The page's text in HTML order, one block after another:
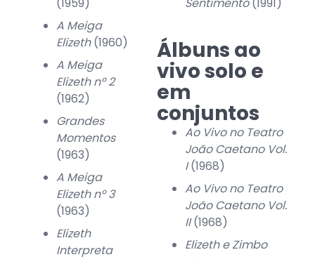
A Meiga
Elizeth(1960)
A Meiga
Elizeth nº 2
(1962)
Grandes
Momentos
(1963)
A Meiga
Elizeth nº 3
(1963)
Elizeth
Interpreta
Álbuns ao
vivo solo e
em
conjuntos
Ao Vivo no Teatro
João Caetano Vol.
I(1968)
Ao Vivo no Teatro
João Caetano Vol.
II(1968)
Elizeth e Zimbo